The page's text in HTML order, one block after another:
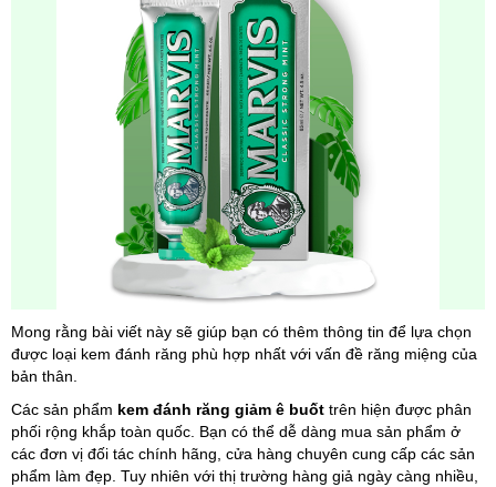
Mong rằng bài viết này sẽ giúp bạn có thêm thông tin để lựa chọn
được loại kem đánh răng phù hợp nhất với vấn đề răng miệng của
bản thân.
Các sản phẩm kem đánh răng giảm ê buốt trên hiện được phân
phối rộng khắp toàn quốc. Bạn có thể dễ dàng mua sản phẩm ở
các đơn vị đối tác chính hãng, cửa hàng chuyên cung cấp các sản
phẩm làm đẹp. Tuy nhiên với thị trường hàng giả ngày càng nhiều,